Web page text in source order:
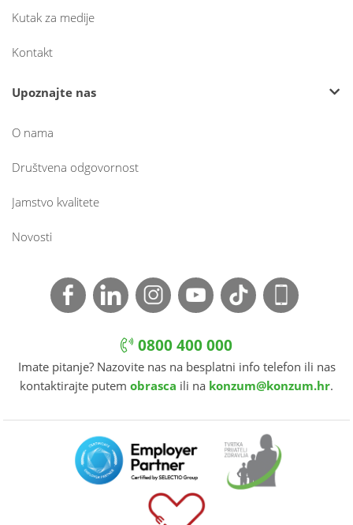
Kutak za medije
Kontakt
Upoznajte nas
O nama
Društvena odgovornost
Jamstvo kvalitete
Novosti
0800 400 000
Imate pitanje? Nazovite nas na besplatni info telefon ili nas
kontaktirajte putem obrasca ili na konzum@konzum.hr.